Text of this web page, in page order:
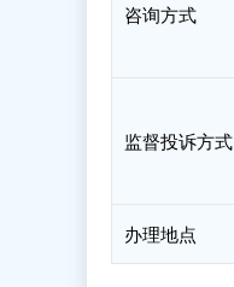
咨询方式
监督投诉方式
办理地点